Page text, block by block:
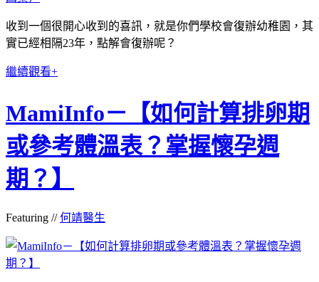
收到一個很開心收到的喜訊，就是你們學校會復辦幼稚園，其
實已經相隔23年，點解會復辦呢？
繼續觀看+
MamiInfo－【如何計算排卵期
或參考體溫表？掌握懷孕週
期？】
Featuring //何靖醫生